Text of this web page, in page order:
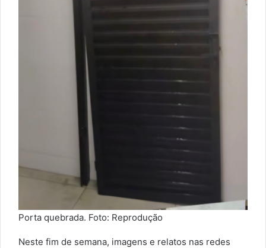
Porta quebrada. Foto: Reprodução
Neste fim de semana, imagens e relatos nas redes